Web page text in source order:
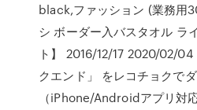
black,ファッション (業務用
シ ボーダー入バスタオル ラ
ト】 2016/12/17 2020/02/04
クエンド」 をレコチョクでダ
（iPhone/Androidアプリ対